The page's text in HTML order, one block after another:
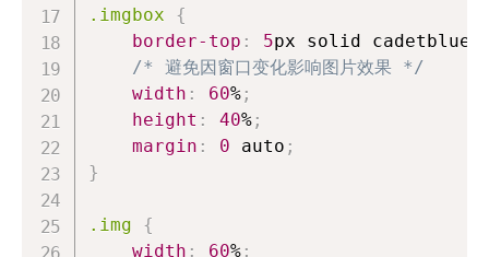
.imgbox
{
border-top : 5px solid cadetblue
/* 避免因窗口变化影响图片效果 */
width : 60%;
height : 40%;
margin : 0 auto ;
}
.img
{
width : 60%;